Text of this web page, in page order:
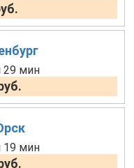
29 мин
19 мин